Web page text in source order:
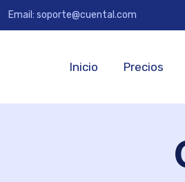
Email: soporte@cuental.com
Inicio Precios